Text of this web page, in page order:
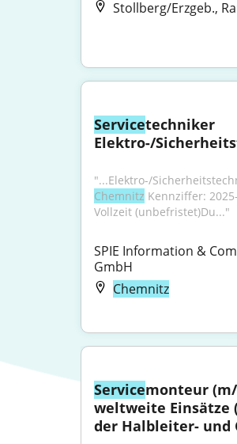
Stollberg/Erzgeb.,
Servicetechniker
Elektro-/
Chemnitz Kennziffer:
Vollzeit (unbefristet)Du..."
SPIE Information &
GmbH
Chemnitz
Servicemonteur
weltweite Einsätze
der Halbleiter- und